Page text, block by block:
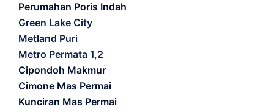
Perumahan Poris Indah
Green Lake City
Metland Puri
Metro Permata 1,2
Cipondoh Makmur
Cimone Mas Permai
Kunciran Mas Permai